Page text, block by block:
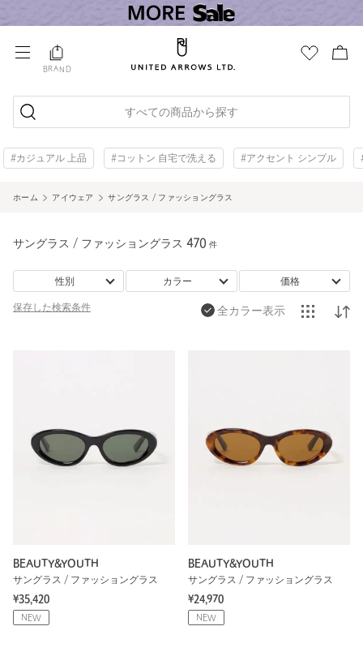
BRAND
すべての商品から探す
#カジュアル 上品 #コットン 自宅で洗える #アクセント シンプル
ホーム アイウェア サングラス / ファッショングラス
サングラス / ファッショングラス 470 件
性別 カラー 価格
保存した検索条件 全カラー表示
BEAUTY&YOUTH
サングラス / ファッショングラス
¥35,420
NEW
BEAUTY&YOUTH
サングラス / ファッショングラス
¥24,970
NEW